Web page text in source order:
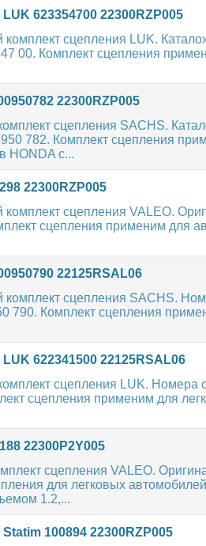
623354700 22300RZP005
сцепления LUK.
00. Комплект сцепления
22300RZP005
сцепления SACHS.
782. Комплект сцепления
HONDA с...
22300RZP005
сцепления VALEO.
сцепления применим для
22125RSAL06
сцепления SACHS.
790. Комплект сцепления
622341500 22125RSAL06
сцепления LUK. Номера
сцепления применим для
22300P2Y005
сцепления VALEO.
для легковых
1.2,...
100894 22300RZP005